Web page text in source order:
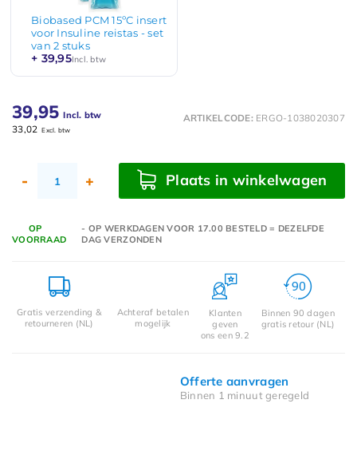
Biobased PCM 15ºC insert
voor Insuline reistas - set
van 2 stuks
+ 39,95Incl. btw
39,95 Incl. btw
33,02 Excl. btw
ARTIKELCODE: ERGO-1038020307
- + Plaats in winkelwagen
OP
VOORRAAD
- OP WERKDAGEN VOOR 17.00 BESTELD = DEZELFDE
DAG VERZONDEN
Gratis verzending &
retourneren (NL)
Achteraf betalen
mogelijk
Klanten
geven
ons een 9.2
Binnen 90 dagen
gratis retour (NL)
Offerte aanvragen
Binnen 1 minuut geregeld